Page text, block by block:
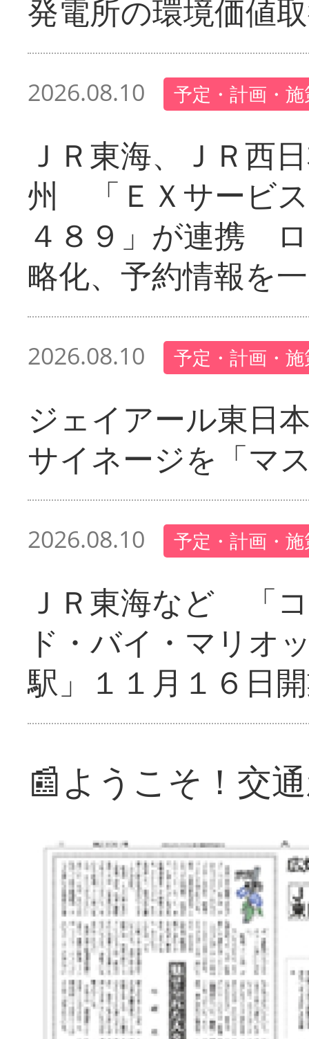
発電所の環境価値
2026.08.10 予定・計画・
ＪＲ東海、ＪＲ西
州 「ＥＸサービ
４８９」が連携
略化、予約情報を
2026.08.10 予定・計画・
ジェイアール東日
サイネージを「マ
2026.08.10 予定・計画・
ＪＲ東海など 「
ド・バイ・マリオ
駅」１１月１６日
📰ようこそ！交